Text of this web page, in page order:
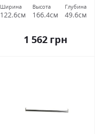
Ширина
122.6см
Высота
166.4см
Глубина
49.6см
1 562 грн